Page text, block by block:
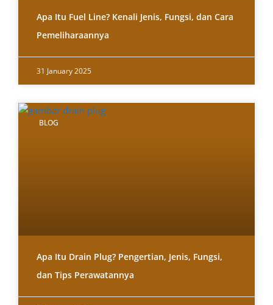
Apa Itu Fuel Line? Kenali Jenis, Fungsi, dan Cara
Pemeliharaannya
31 January 2025
BLOG
Apa Itu Drain Plug? Pengertian, Jenis, Fungsi,
dan Tips Perawatannya